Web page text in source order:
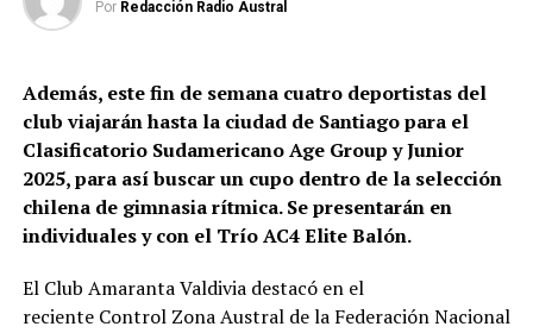
y benbru.cl.
Por Redacción Radio Austral
Además, este fin de semana cuatro deportistas del
club viajarán hasta la ciudad de Santiago para el
Clasificatorio Sudamericano Age Group y Junior
2025, para así buscar un cupo dentro de la selección
chilena de gimnasia rítmica. Se presentarán en
individuales y con el Trío AC4 Elite Balón.
El Club Amaranta Valdivia destacó en el
reciente Control Zona Austral de la Federación Nacional